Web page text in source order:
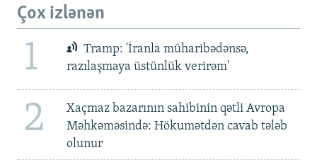
Çox izlənən
1
Tramp: 'İranla müharibədənsə,
razılaşmaya üstünlük verirəm'
2
Xaçmaz bazarının sahibinin qətli Avropa
Məhkəməsində: Hökumətdən cavab tələb
olunur